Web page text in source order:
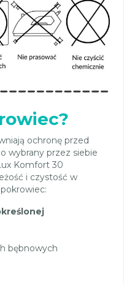
ochronę przed
wybrany przez siebie
Komfort 30
i czystość w
bębnowych